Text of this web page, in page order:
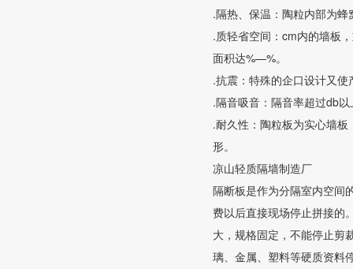
.隔热、保温：陶粒内部为
.质轻省空间：cm内的墙板
面积达%—%。
.抗震：特殊的企口设计又
.隔音吸音：隔音率超过db
.耐久性：陶粒板为实心墙
形。
凉山轻质隔墙制造厂
隔断板是作为分隔室内空间
费以后直接现场停止拼接的
大，规格固定，不能停止剪
璃、金属、塑料等硬质资料